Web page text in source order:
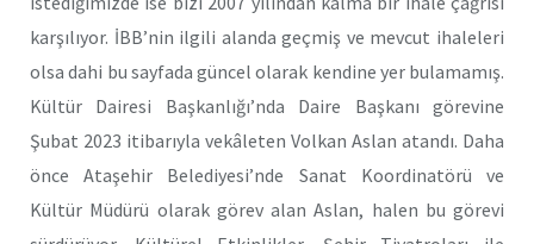
karşılıyor. İBB’nin ilgili alanda geçmiş ve mevcut ihaleleri
olsa dahi bu sayfada güncel olarak kendine yer bulamamış.
Kültür Dairesi Başkanlığı’nda Daire Başkanı görevine
Şubat 2023 itibarıyla vekâleten Volkan Aslan atandı. Daha
önce Ataşehir Belediyesi’nde Sanat Koordinatörü ve
Kültür Müdürü olarak görev alan Aslan, halen bu görevi